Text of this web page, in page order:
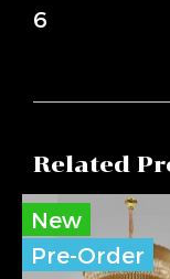
6
Related
New
Pre-Order